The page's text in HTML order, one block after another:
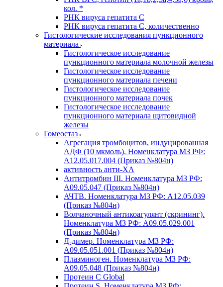
кол. *
РНК вируса гепатита C
РНК вируса гепатита C, количественно
Гистологические исследования пункционного
материала
Гистологическое исследование
пункционного материала молочной железы
Гистологическое исследование
пункционного материала печени
Гистологическое исследование
пункционного материала почек
Гистологическое исследование
пункционного материала щитовидной
железы
Гомеостаз
Агрегация тромбоцитов, индуцированная
АДФ (10 мкмоль). Номенклатура МЗ РФ:
A12.05.017.004 (Приказ №804н)
активность анти-ХА
Антитромбин III. Номенклатура МЗ РФ:
A09.05.047 (Приказ №804н)
АЧТВ. Номенклатура МЗ РФ: A12.05.039
(Приказ №804н)
Волчаночный антикоагулянт (скрининг).
Номенклатура МЗ РФ: A09.05.029.001
(Приказ №804н)
Д-димер. Номенклатура МЗ РФ:
A09.05.051.001 (Приказ №804н)
Плазминоген. Номенклатура МЗ РФ:
A09.05.048 (Приказ №804н)
Протеин C Global